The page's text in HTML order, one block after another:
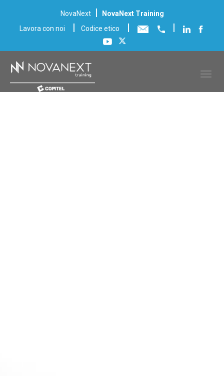
NovaNext |
NovaNext Training
Lavora con noi
| Codice etico | |